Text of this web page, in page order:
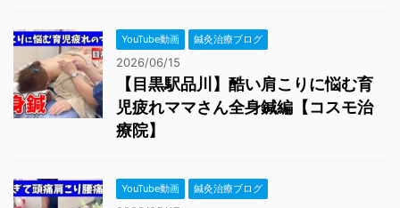
YouTube動画 鍼灸治療ブログ
2026/06/15
【目黒駅品川】酷い肩こりに悩む育
児疲れママさん全身鍼編【コスモ治
療院】
YouTube動画 鍼灸治療ブログ